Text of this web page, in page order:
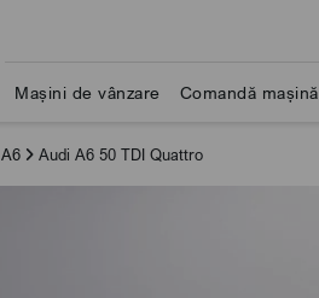
Mașini de vânzare Comandă mașină
A6 Audi A6 50 TDI Quattro